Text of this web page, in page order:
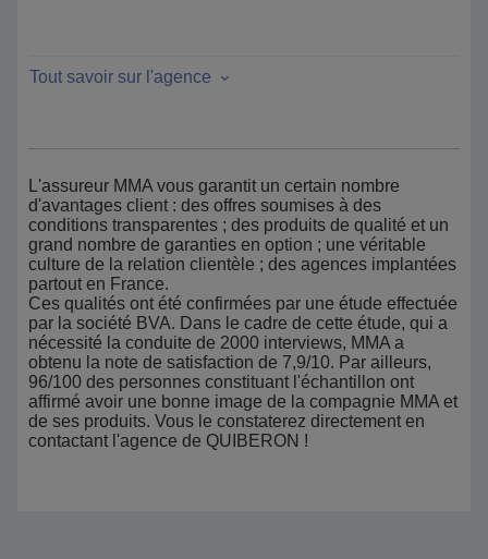
Tout savoir sur l'agence
L'assureur MMA vous garantit un certain nombre
d'avantages client : des offres soumises à des
conditions transparentes ; des produits de qualité et un
grand nombre de garanties en option ; une véritable
culture de la relation clientèle ; des agences implantées
partout en France.
Ces qualités ont été confirmées par une étude effectuée
par la société BVA. Dans le cadre de cette étude, qui a
nécessité la conduite de 2000 interviews, MMA a
obtenu la note de satisfaction de 7,9/10. Par ailleurs,
96/100 des personnes constituant l'échantillon ont
affirmé avoir une bonne image de la compagnie MMA et
de ses produits. Vous le constaterez directement en
contactant l'agence de QUIBERON !